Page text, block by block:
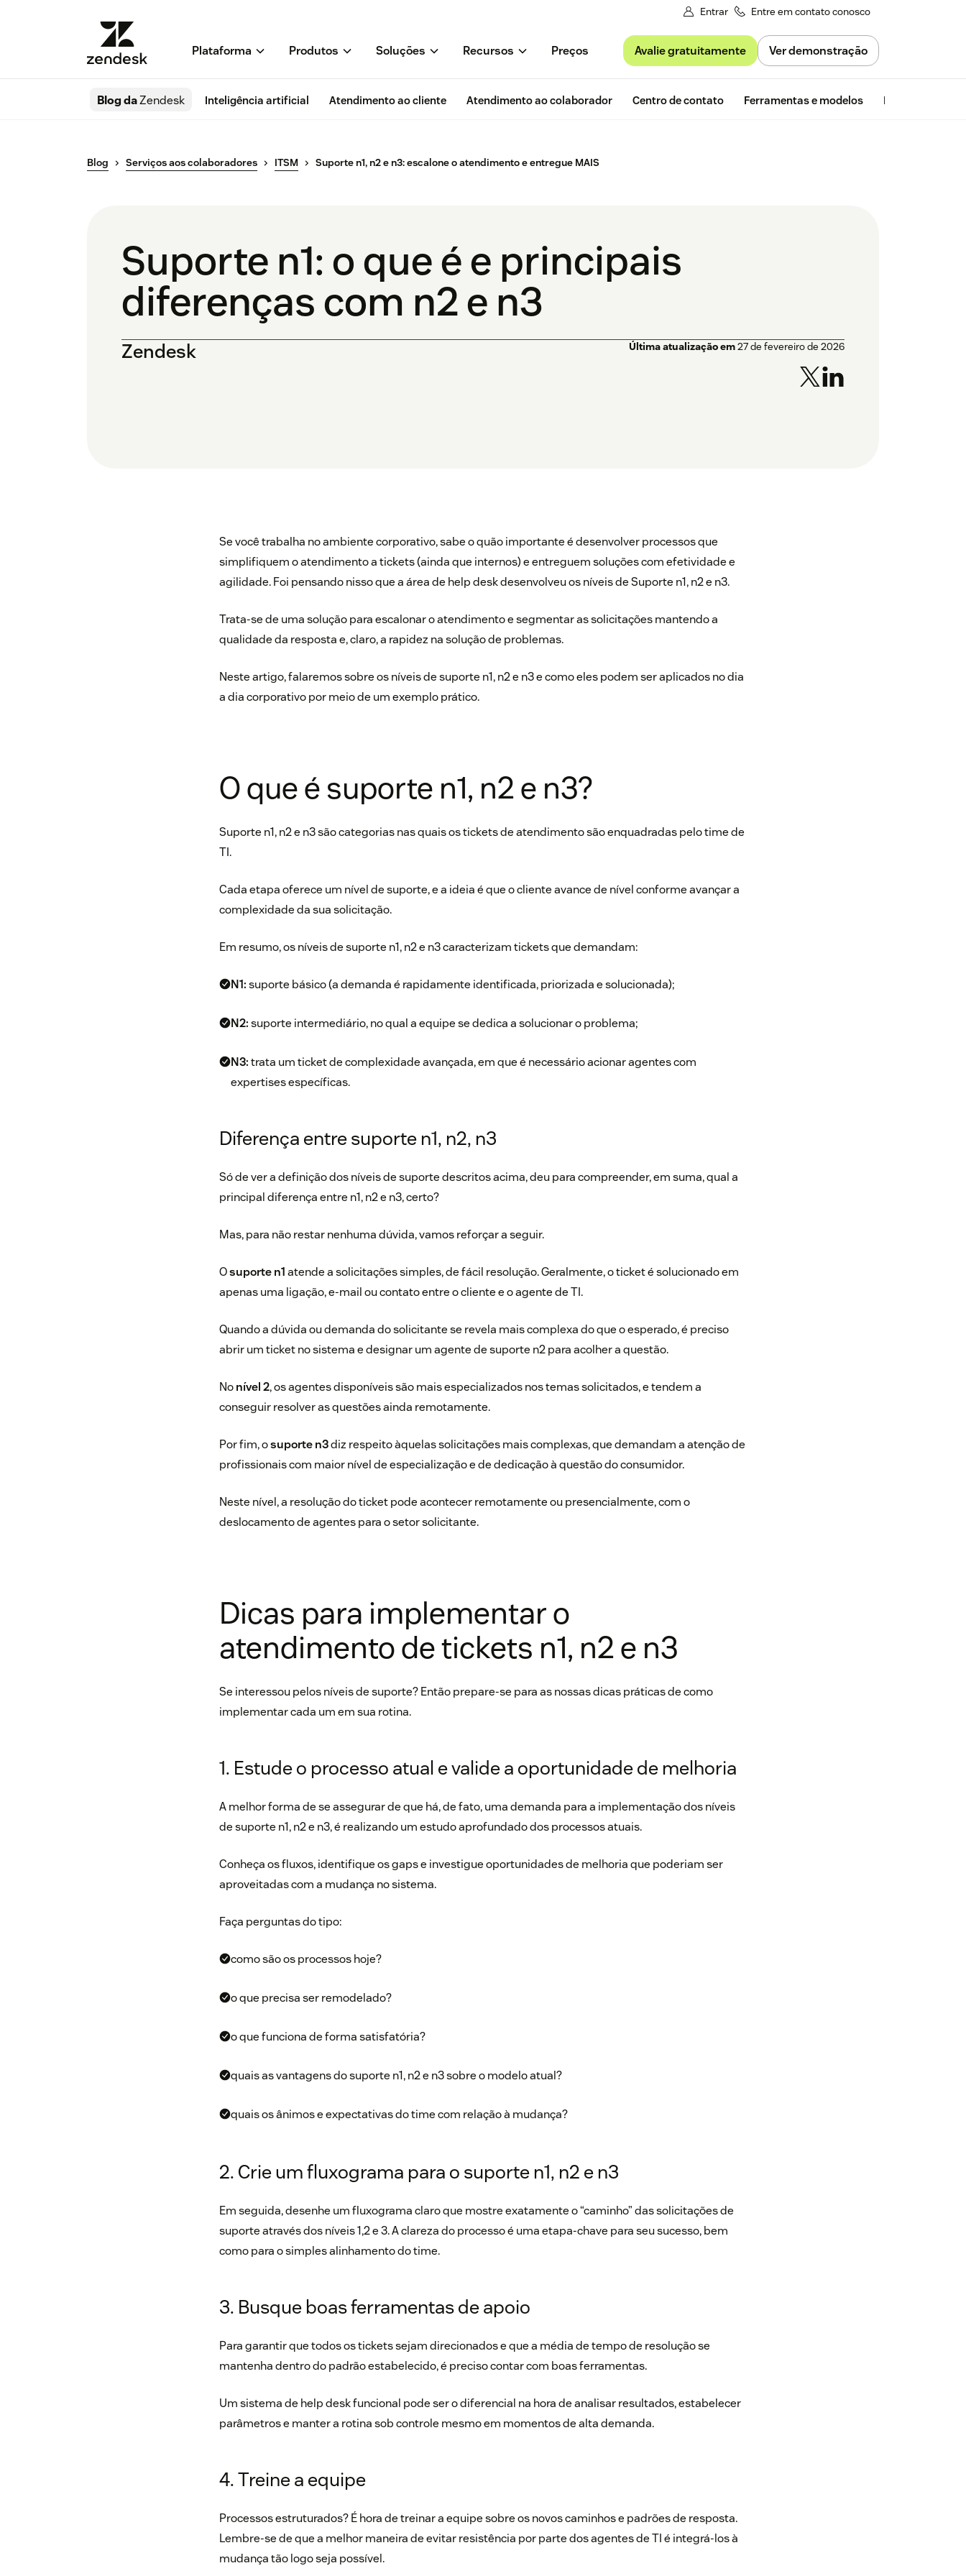
Entrar Entre em contato conosco
Plataforma Produtos Soluções Recursos Preços Avalie gratuitamente Ver demonstração
Blog daZendesk Inteligência artificial Atendimento ao cliente Atendimento ao colaborador Centro de contato Ferramentas e modelos Insights da
Blog Serviços aos colaboradores ITSM Suporte n1, n2 e n3: escalone o atendimento e entregue MAIS
Suporte n1: o que é e principais
diferenças com n2 e n3
Zendesk Última atualização em27 de fevereiro de 2026
Se você trabalha no ambiente corporativo, sabe o quão importante é desenvolver processos que
simplifiquem o atendimento a tickets (ainda que internos) e entreguem soluções com efetividade e
agilidade. Foi pensando nisso que a área de help deskdesenvolveu os níveis de Suporte n1, n2 e n3.
Trata-se de uma solução para escalonar o atendimento e segmentar as solicitações mantendo a
qualidade da resposta e, claro, a rapidez na solução de problemas.
Neste artigo, falaremos sobre os níveis de suporte n1, n2 e n3 e como eles podem ser aplicados no dia
a dia corporativo por meio de um exemplo prático.
O que é suporte n1, n2 e n3?
Suporte n1, n2 e n3 são categorias nas quais os tickets de atendimento são enquadradas pelo time de
TI.
Cada etapa oferece um nível de suporte, e a ideia é que o cliente avance de nível conforme avançar a
complexidade da sua solicitação.
Em resumo, os níveis de suporte n1, n2 e n3 caracterizam tickets que demandam:
N1:suporte básico (a demanda é rapidamente identificada, priorizada e solucionada);
N2:suporte intermediário, no qual a equipe se dedica a solucionar o problema;
N3:trata um ticket de complexidade avançada, em que é necessário acionar agentes com
expertises específicas.
Diferença entre suporte n1, n2, n3
Só de ver a definição dos níveis de suporte descritos acima, deu para compreender, em suma, qual a
principal diferença entre n1, n2 e n3, certo?
Mas, para não restar nenhuma dúvida, vamos reforçar a seguir.
Osuporte n1atende a solicitações simples, de fácil resolução. Geralmente, o ticket é solucionado em
apenas uma ligação,e-mailou contato entre o cliente e o agente de TI.
Quando a dúvida ou demanda do solicitante se revela mais complexa do que o esperado, é preciso
abrir um ticket no sistema e designar um agente de suporte n2 para acolher a questão.
Nonível 2, os agentes disponíveis são mais especializados nos temas solicitados, e tendem a
conseguir resolver as questões ainda remotamente.
Por fim, osuporte n3diz respeito àquelas solicitações mais complexas, que demandam a atenção de
profissionais com maior nível de especialização e de dedicação à questão do consumidor.
Neste nível, a resolução do ticket pode acontecer remotamente ou presencialmente, com o
deslocamento de agentes para o setor solicitante.
Dicas para implementar o
atendimento de tickets n1, n2 e n3
Se interessou pelos níveis de suporte? Então prepare-se para as nossas dicas práticas de como
implementar cada um em sua rotina.
1. Estude o processo atual e valide a oportunidade de melhoria
A melhor forma de se assegurar de que há, de fato, uma demanda para a implementação dos níveis
de suporte n1, n2 e n3, é realizando um estudo aprofundado dos processos atuais.
Conheça os fluxos, identifique os gaps e investigue oportunidades de melhoria que poderiam ser
aproveitadas com a mudança no sistema.
Faça perguntas do tipo:
como são os processos hoje?
o que precisa ser remodelado?
o que funciona de forma satisfatória?
quais as vantagens do suporte n1, n2 e n3 sobre o modelo atual?
quais os ânimos e expectativas do time com relação à mudança?
2. Crie um fluxograma para o suporte n1, n2 e n3
Em seguida, desenhe um fluxograma claro que mostre exatamente o “caminho” das solicitações de
suporte através dos níveis 1,2 e 3. A clareza do processo é uma etapa-chave para seu sucesso, bem
como para o simples alinhamento do time.
3. Busque boas ferramentas de apoio
Para garantir que todos os tickets sejam direcionados e que a média de tempo de resolução se
mantenha dentro do padrão estabelecido, é preciso contar com boas ferramentas.
Um sistema de help desk funcional pode ser o diferencial na hora de analisar resultados, estabelecer
parâmetros e manter a rotina sob controle mesmo em momentos de alta demanda.
4. Treine a equipe
Processos estruturados? É hora de treinar a equipe sobre os novos caminhos e padrões de resposta.
Lembre-se de que a melhor maneira de evitar resistência por parte dos agentes de TI é integrá-los à
mudança tão logo seja possível.